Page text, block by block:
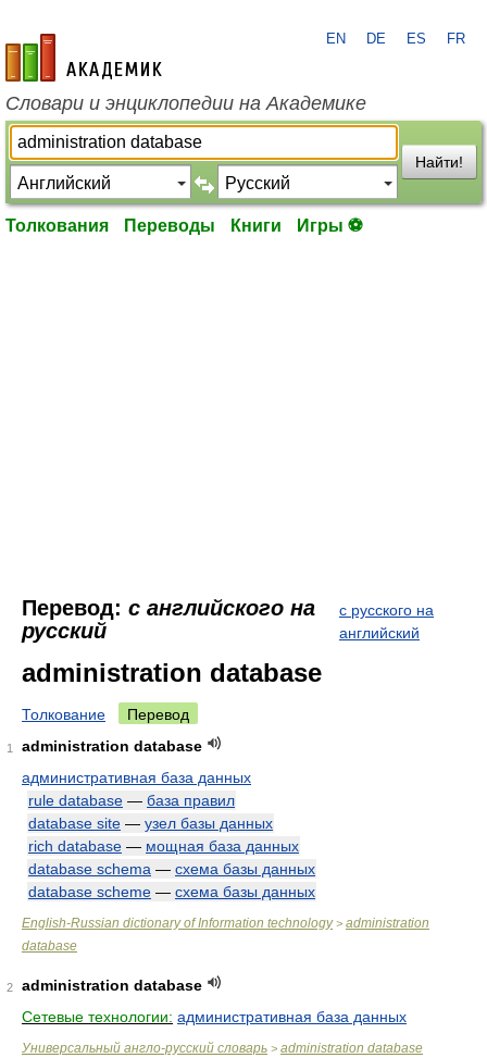
academic.ru
EN DE ES FR
Словари и энциклопедии на Академике
Найти!
Толкования Переводы Книги Игры ⚽
Перевод: с английского на
русский
с русского на
английский
administration database
Толкование Перевод
1
administration database
административная база данных
rule database — база правил
database site — узел базы данных
rich database — мощная база данных
database schema — схема базы данных
database scheme — схема базы данных
English-Russian dictionary of Information technology> administration
database
2
administration database
Сетевые технологии: административная база данных
Универсальный англо-русский словарь > administration database